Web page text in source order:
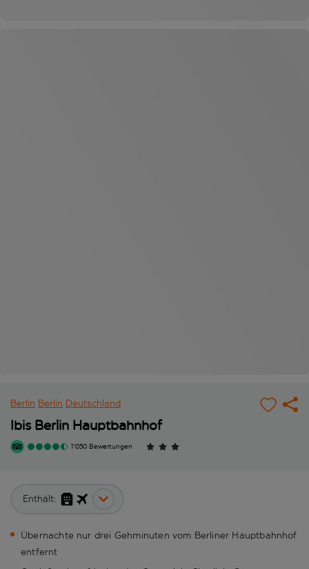
Berlin Berlin Deutschland
Ibis Berlin Hauptbahnhof
1'050 Bewertungen
Enthält:
Übernachte nur drei Gehminuten vom Berliner Hauptbahnhof
entfernt